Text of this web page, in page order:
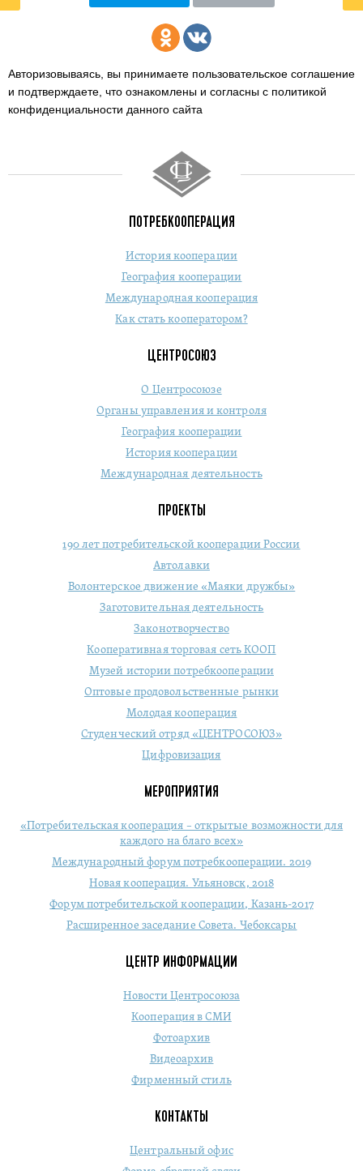
Авторизовываясь, вы принимаете пользовательское соглашение
и подтверждаете, что ознакомлены и согласны с политикой
конфиденциальности данного сайта
ПОТРЕБКООПЕРАЦИЯ
История кооперации
География кооперации
Международная кооперация
Как стать кооператором?
ЦЕНТРОСОЮЗ
О Центросоюзе
Органы управления и контроля
География кооперации
История кооперации
Международная деятельность
ПРОЕКТЫ
190 лет потребительской кооперации России
Автолавки
Волонтерское движение «Маяки дружбы»
Заготовительная деятельность
Законотворчество
Кооперативная торговая сеть КООП
Музей истории потребкооперации
Оптовые продовольственные рынки
Молодая кооперация
Студенческий отряд «ЦЕНТРОСОЮЗ»
Цифровизация
МЕРОПРИЯТИЯ
«Потребительская кооперация – открытые возможности для
каждого на благо всех»
Международный форум потребкооперации. 2019
Новая кооперация. Ульяновск, 2018
Форум потребительской кооперации, Казань-2017
Расширенное заседание Совета. Чебоксары
ЦЕНТР ИНФОРМАЦИИ
Новости Центросоюза
Кооперация в СМИ
Фотоархив
Видеоархив
Фирменный стиль
КОНТАКТЫ
Центральный офис